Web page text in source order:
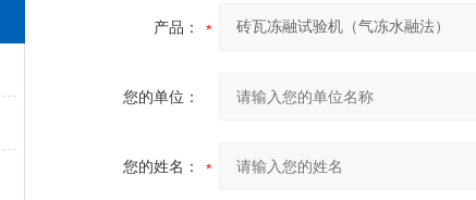
产品：
您的单位：
您的姓名：